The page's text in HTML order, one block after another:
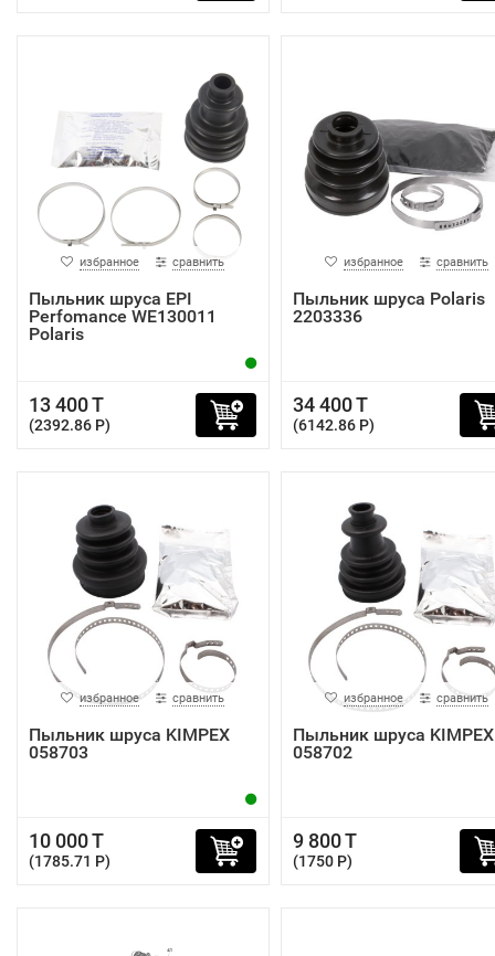
избранное сравнить
Пыльник шруса EPI
Perfomance WE130011
Polaris
13 400 T
(2392.86 P)
избранное сравнить
Пыльник шруса Polaris
2203336
34 400 T
(6142.86 P)
избранное сравнить
Пыльник шруса KIMPEX
058703
10 000 T
(1785.71 P)
избранное сравнить
Пыльник шруса KIMPEX
058702
9 800 T
(1750 P)